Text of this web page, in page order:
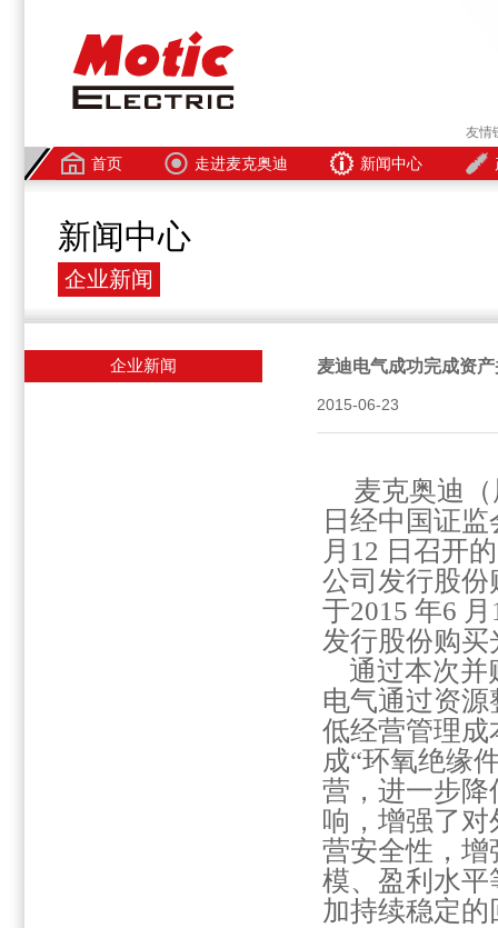
友情
首页 走进麦克奥迪 新闻中心
新闻中心
企业新闻
企业新闻 麦迪电气成功完成资
2015-06-23
麦克奥迪
日经中国证
月 12 日召开的
公司发行股
于2015年6 月
发行股份购
通过本次并
电气通过资
低经营管理
成“环氧绝缘
营，进一步
响，增强了
营安全性，
模、盈利水
加持续稳定的